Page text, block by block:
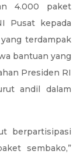
4.000 paket
Pusat kepada
terdampak
bantuan yang
Presiden RI
andil dalam
berpartisipasi
sembako,”